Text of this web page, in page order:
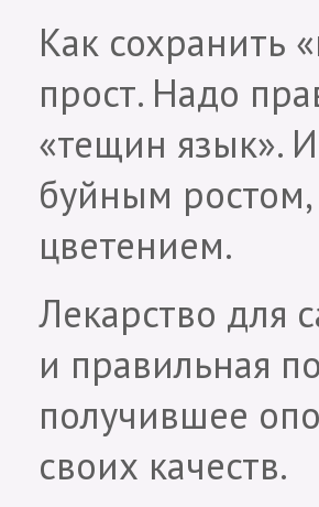
Как сохранить
прост. Надо
«тещин язык».
буйным ростом,
цветением.
Лекарство для
и правильная
получившее
своих качеств.